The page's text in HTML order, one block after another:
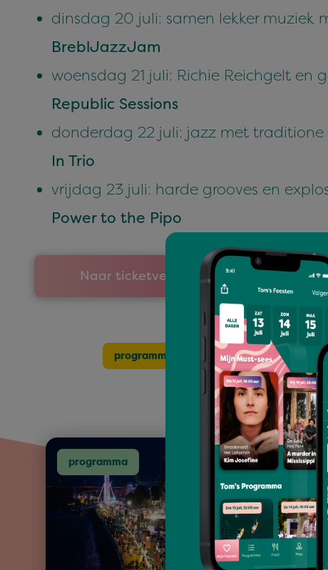
dinsdag 20 juli: samen lekker muziek
BreblJazzJam
woensdag 21 juli: Richie Reichgelt en
Republic Sessions
donderdag 22 juli: jazz met traditione
In Trio
vrijdag 23 juli: harde grooves en
Power to the Pipo
Naar ticketverkoop
programma
programma